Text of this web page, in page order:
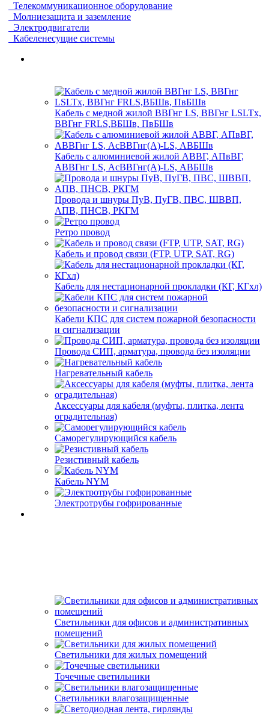
Телекоммуникационное оборудование
Молниезащита и заземление
Электродвигатели
Кабеленесущие системы
Кабель с медной жилой ВВГнг LS, ВВГнг LSLTx,
ВВГнг FRLS,ВБШв, ПвБШв
Кабель с алюминиевой жилой АВВГ, АПвВГ,
АВВГнг LS, АсВВГнг(А)-LS, АВБШв
Провода и шнуры ПуВ, ПуГВ, ПВС, ШВВП,
АПВ, ПНСВ, РКГМ
Ретро провод
Кабель и провод связи (FTP, UTP, SAT, RG)
Кабель для нестационарной прокладки (КГ, КГхл)
Кабели КПС для систем пожарной безопасности
и сигнализации
Провода СИП, арматура, провода без изоляции
Нагревательный кабель
Аксессуары для кабеля (муфты, плитка, лента
оградительная)
Саморегулирующийся кабель
Резистивный кабель
Кабель NYM
Электротрубы гофрированные
Светильники для офисов и административных
помещений
Светильники для жилых помещений
Точечные светильники
Светильники влагозащищенные